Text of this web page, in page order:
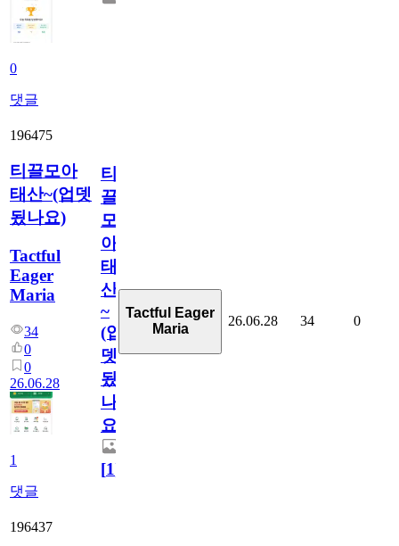
0
댓글
196475
티끌모아
태산~(업뎃
됬나요)
Tactful
Eager
Maria
34
0
0
26.06.28
1
댓글
티
끌
모
아
태
산
~
(업
뎃
됬
나
요)
[1]
Tactful Eager
Maria
26.06.28 34 0
196437